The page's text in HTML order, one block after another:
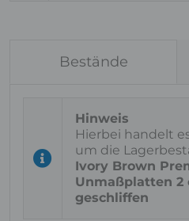
Bestände
Hierbei handelt
um die
Ivory Brown
Unmaßplatten 2
geschliffen